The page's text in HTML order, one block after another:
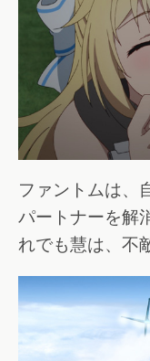
ファントムは、
パートナーを解
れでも慧は、不